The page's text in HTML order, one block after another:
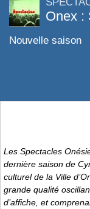
Onex :
Nouvelle saison
Les Spectacles
dernière saison de
culturel de la Ville
grande qualité
d’affiche, et